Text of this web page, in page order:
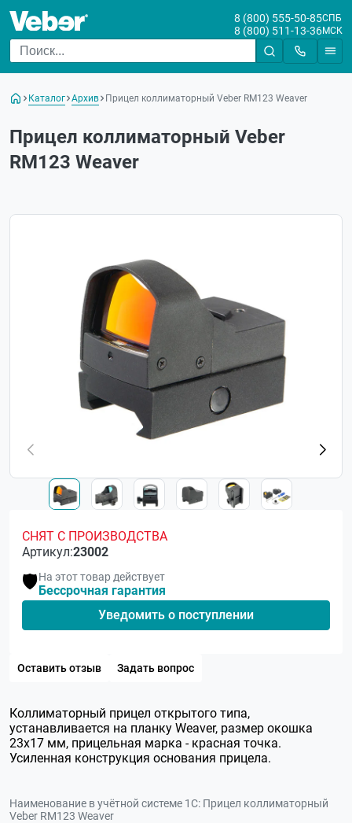
8 (800) 555-50-85СПБ
8 (800) 511-13-36МСК
Каталог Архив Прицел коллиматорный Veber RM123 Weaver
Прицел коллиматорный Veber
RM123 Weaver
СНЯТ С ПРОИЗВОДСТВА
Артикул:23002
🛡️На этот товар действует
Бессрочная гарантия
Уведомить о поступлении
Оставить отзыв Задать вопрос
Коллиматорный прицел открытого типа,
устанавливается на планку Weaver, размер окошка
23x17 мм, прицельная марка - красная точка.
Усиленная конструкция основания прицела.
Наименование в учётной системе 1С: Прицел коллиматорный
Veber RM123 Weaver